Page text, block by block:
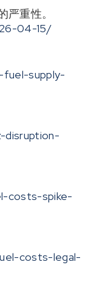
重性。
04-15/
supply-
disruption-
costs-spike-
costs-legal-